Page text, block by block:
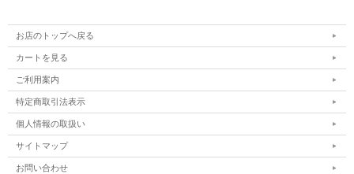
お店のトップへ戻る
カートを見る
ご利用案内
特定商取引法表示
個人情報の取扱い
サイトマップ
お問い合わせ